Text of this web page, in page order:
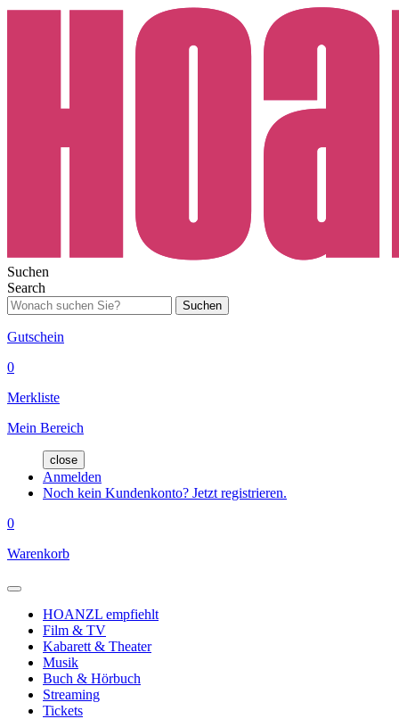
Suchen
Search
Suchen
Gutschein
0
Merkliste
Mein Bereich
close
Anmelden
Noch kein Kundenkonto? Jetzt registrieren.
0
Warenkorb
HOANZL empfiehlt
Film & TV
Kabarett & Theater
Musik
Buch & Hörbuch
Streaming
Tickets